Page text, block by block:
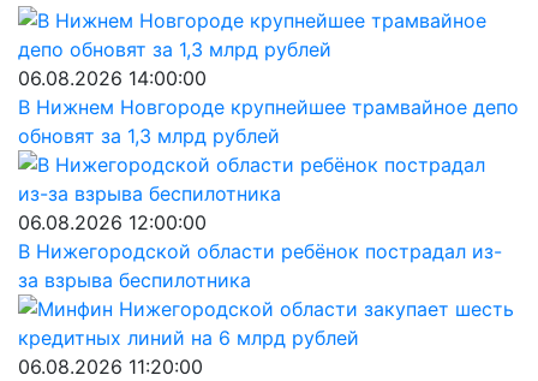
06.08.2026 14:00:00
В Нижнем Новгороде крупнейшее трамвайное депо
обновят за 1,3 млрд рублей
06.08.2026 12:00:00
В Нижегородской области ребёнок пострадал из-
за взрыва беспилотника
06.08.2026 11:20:00